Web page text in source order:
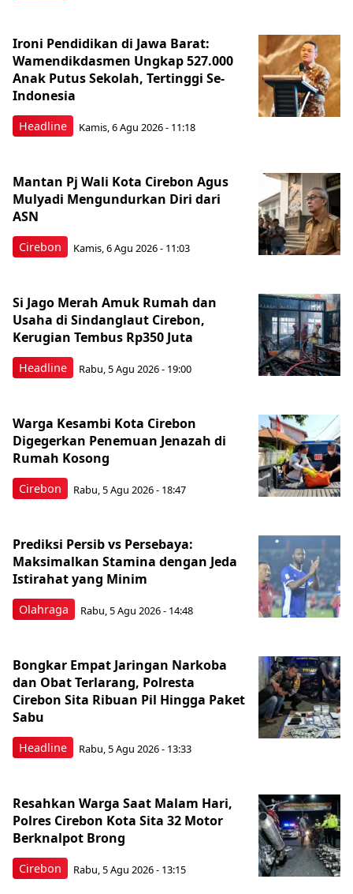
Headline
Ironi Pendidikan di Jawa Barat:
Wamendikdasmen Ungkap 527.000
Anak Putus Sekolah, Tertinggi Se-
Indonesia
Kamis, 6 Agu 2026 - 11:18
Cirebon
Mantan Pj Wali Kota Cirebon Agus
Mulyadi Mengundurkan Diri dari
ASN
Kamis, 6 Agu 2026 - 11:03
Headline
Si Jago Merah Amuk Rumah dan
Usaha di Sindanglaut Cirebon,
Kerugian Tembus Rp350 Juta
Rabu, 5 Agu 2026 - 19:00
Cirebon
Warga Kesambi Kota Cirebon
Digegerkan Penemuan Jenazah di
Rumah Kosong
Rabu, 5 Agu 2026 - 18:47
Olahraga
Prediksi Persib vs Persebaya:
Maksimalkan Stamina dengan Jeda
Istirahat yang Minim
Rabu, 5 Agu 2026 - 14:48
Headline
Bongkar Empat Jaringan Narkoba
dan Obat Terlarang, Polresta
Cirebon Sita Ribuan Pil Hingga Paket
Sabu
Rabu, 5 Agu 2026 - 13:33
Cirebon
Resahkan Warga Saat Malam Hari,
Polres Cirebon Kota Sita 32 Motor
Berknalpot Brong
Rabu, 5 Agu 2026 - 13:15